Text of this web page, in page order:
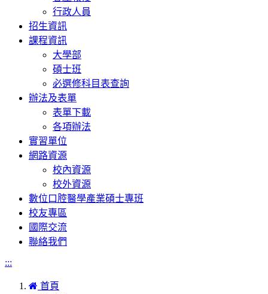
行政人員
招生資訊
課程資訊
大學部
碩士班
必選修科目表查詢
辦法及表單
表單下載
各項辦法
實習單位
網路資源
校內資源
校外資源
數位口腔醫學產業碩士專班
校友專區
國際交流
聯絡我們
:::
首頁